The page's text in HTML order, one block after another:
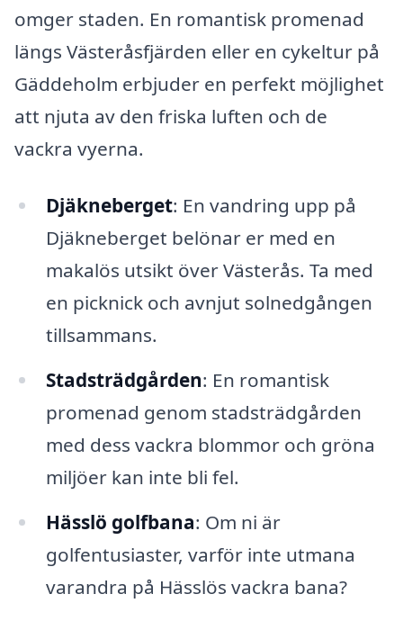
omger staden. En romantisk promenad
längs Västeråsfjärden eller en cykeltur på
Gäddeholm erbjuder en perfekt möjlighet
att njuta av den friska luften och de
vackra vyerna.
Djäkneberget: En vandring upp på
Djäkneberget belönar er med en
makalös utsikt över Västerås. Ta med
en picknick och avnjut solnedgången
tillsammans.
Stadsträdgården: En romantisk
promenad genom stadsträdgården
med dess vackra blommor och gröna
miljöer kan inte bli fel.
Hässlö golfbana: Om ni är
golfentusiaster, varför inte utmana
varandra på Hässlös vackra bana?